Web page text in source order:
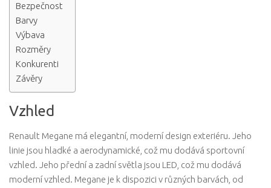
Bezpečnost
Barvy
Výbava
Rozměry
Konkurenti
Závěry
Vzhled
Renault Megane má elegantní, moderní design exteriéru. Jeho
linie jsou hladké a aerodynamické, což mu dodává sportovní
vzhled. Jeho přední a zadní světla jsou LED, což mu dodává
moderní vzhled. Megane je k dispozici v různých barvách, od